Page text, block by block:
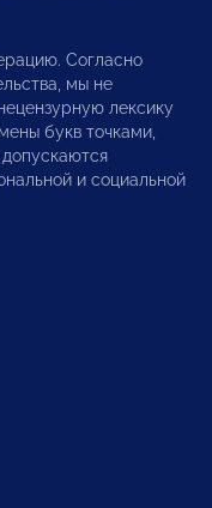
Согласно
мы не
лексику
букв точками,
и социальной